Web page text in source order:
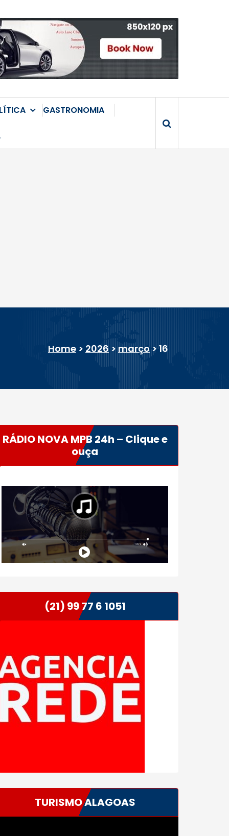
GASTRONOMIA
Home > 2026 > março>16
RÁDIO NOVA MPB 24h – Clique e
ouça
(21) 99 77 6 1051
TURISMO ALAGOAS